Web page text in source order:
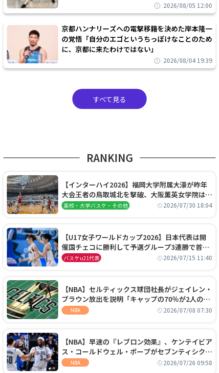
2026/08/05 12:00
京都ハンナリーズへの電撃移籍を決めた岸本隆一
の覚悟「自分のエゴというちっぽけなことのため
に、京都に来たわけではない」
2026/08/04 19:39
すべて見る
RANKING
【インターハイ2026】福岡大学附属大濠が昨年
大会王者の鳥取城北を撃破、大阪薫英女学院は岐
阜女子に完勝、大会3日目試合結果
高校・大学バスケ・その他 2026/07/30 18:04
【U17女子ワールドカップ2026】日本代表は開
催国チェコに勝利して予選グループ3連勝で首位
通過！準々決勝の相手はエジプトに決定
バスケu21代表 2026/07/15 11:40
【NBA】セルティックス球団社長がジェイレン・
ブラウン放出を説明「キャップの70％が2人の選
手に集中するチームでは勝てない」
NBA 2026/07/08 07:30
【NBA】早速の『レブロン効果』、ケンテイビア
ス・コールドウェル・ポープがセブンティシクサ
ーズに1年契約で加入
NBA 2026/07/26 09:58